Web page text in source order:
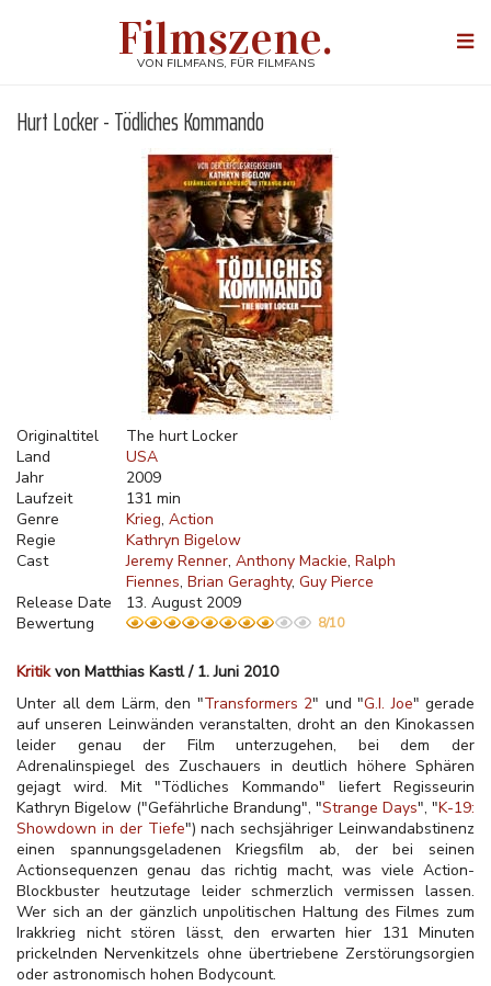
Filmszene.
VON FILMFANS, FÜR FILMFANS
Hurt Locker - Tödliches Kommando
Originaltitel
The hurt Locker
Land
USA
Jahr
2009
Laufzeit
131 min
Genre
Krieg Action
Regie
Kathryn Bigelow
Cast
Jeremy Renner Anthony Mackie Ralph
Fiennes Brian Geraghty Guy Pierce
Release Date
13. August 2009
Bewertung
8/10
Kritikvon Matthias Kastl / 1. Juni 2010
Unter all dem Lärm, den "Transformers 2" und "G.I. Joe" gerade
auf unseren Leinwänden veranstalten, droht an den Kinokassen
leider genau der Film unterzugehen, bei dem der
Adrenalinspiegel des Zuschauers in deutlich höhere Sphären
gejagt wird. Mit "Tödliches Kommando" liefert Regisseurin
Kathryn Bigelow ("Gefährliche Brandung", "Strange Days", "K-19:
Showdown in der Tiefe") nach sechsjähriger Leinwandabstinenz
einen spannungsgeladenen Kriegsfilm ab, der bei seinen
Actionsequenzen genau das richtig macht, was viele Action-
Blockbuster heutzutage leider schmerzlich vermissen lassen.
Wer sich an der gänzlich unpolitischen Haltung des Filmes zum
Irakkrieg nicht stören lässt, den erwarten hier 131 Minuten
prickelnden Nervenkitzels ohne übertriebene Zerstörungsorgien
oder astronomisch hohen Bodycount.